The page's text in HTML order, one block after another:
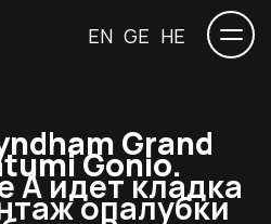
EN GE HE
Grand
Gonio.
А идет кладка
опалубки